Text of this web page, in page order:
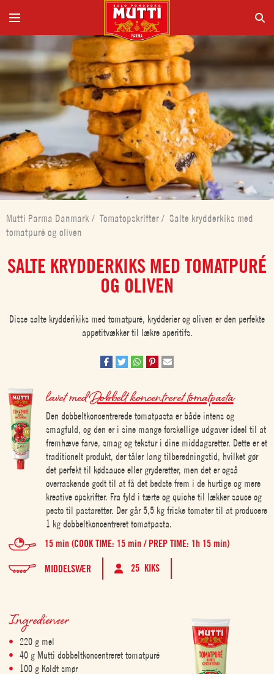
Mutti Parma Danmark / Tomatopskrifter / Salte krydderkiks med
tomatpuré og oliven
SALTE KRYDDERKIKS MED TOMATPURÉ
OG OLIVEN
Disse salte krydderikiks med tomatpuré, krydderier og oliven er den perfekte
appetitvækker til lækre aperitifs.
lavet medDobbelt koncentreret tomatpasta
Den dobbeltkoncentrerede tomatpasta er både intens og
smagfuld, og den er i sine mange forskellige udgaver ideel til at
fremhæve farve, smag og tekstur i dine middagsretter. Dette er et
traditionelt produkt, der tåler lang tilberedningstid, hvilket gør
det perfekt til kødsauce eller gryderetter, men det er også
overraskende godt til at få det bedste frem i de hurtige og mere
kreative opskrifter. Fra fyld i tærte og quiche til lækker sauce og
pesto til pastaretter. Der går 5,5 kg friske tomater til at producere
1 kg dobbeltkoncentreret tomatpasta.
15 min (COOK TIME: 15 min / PREP TIME: 1h 15 min)
MIDDELSVÆR 25 KIKS
Ingredienser
220 g mel
40 g Mutti dobbeltkoncentreret tomatpuré
100 g Koldt smør